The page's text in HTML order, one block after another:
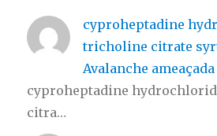
cyproheptadine
tricholine citrate
Avalanche ameaçada
cyproheptadine
citra…